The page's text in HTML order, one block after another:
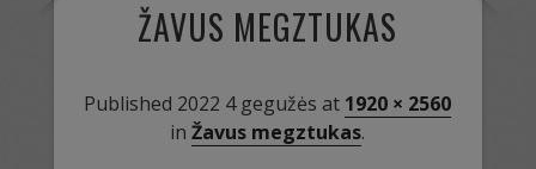
ŽAVUS MEGZTUKAS
Published 2022 4 gegužės at 1920 × 2560
inŽavus megztukas.